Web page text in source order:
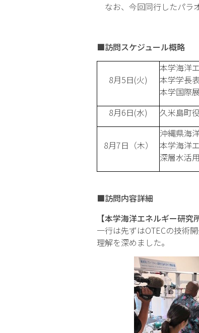
なお、今回同行したパラ
■訪問スケジュール概略
8月5日(火)
本学海洋
本学学長
本学国際
8月6日(水)
久米島町
8月7日（木）
沖縄県海
本学海洋
深層水活
■訪問内容詳細
【本学海洋エネルギー研究
一行は先ずはOTECの技術
理解を深めました。